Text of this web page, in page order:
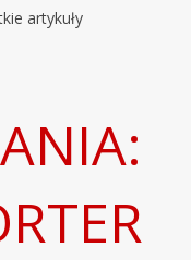
artykuły